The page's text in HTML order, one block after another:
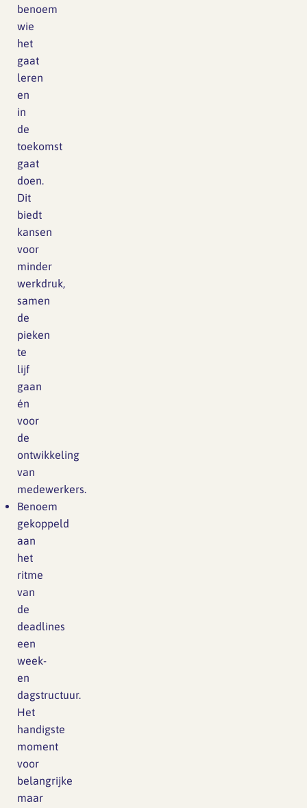
benoem
wie
het
gaat
leren
en
in
de
toekomst
gaat
doen.
Dit
biedt
kansen
voor
minder
werkdruk,
samen
de
pieken
te
lijf
gaan
én
voor
de
ontwikkeling
van
medewerkers.
Benoem
gekoppeld
aan
het
ritme
van
de
deadlines
een
week-
en
dagstructuur.
Het
handigste
moment
voor
belangrijke
maar